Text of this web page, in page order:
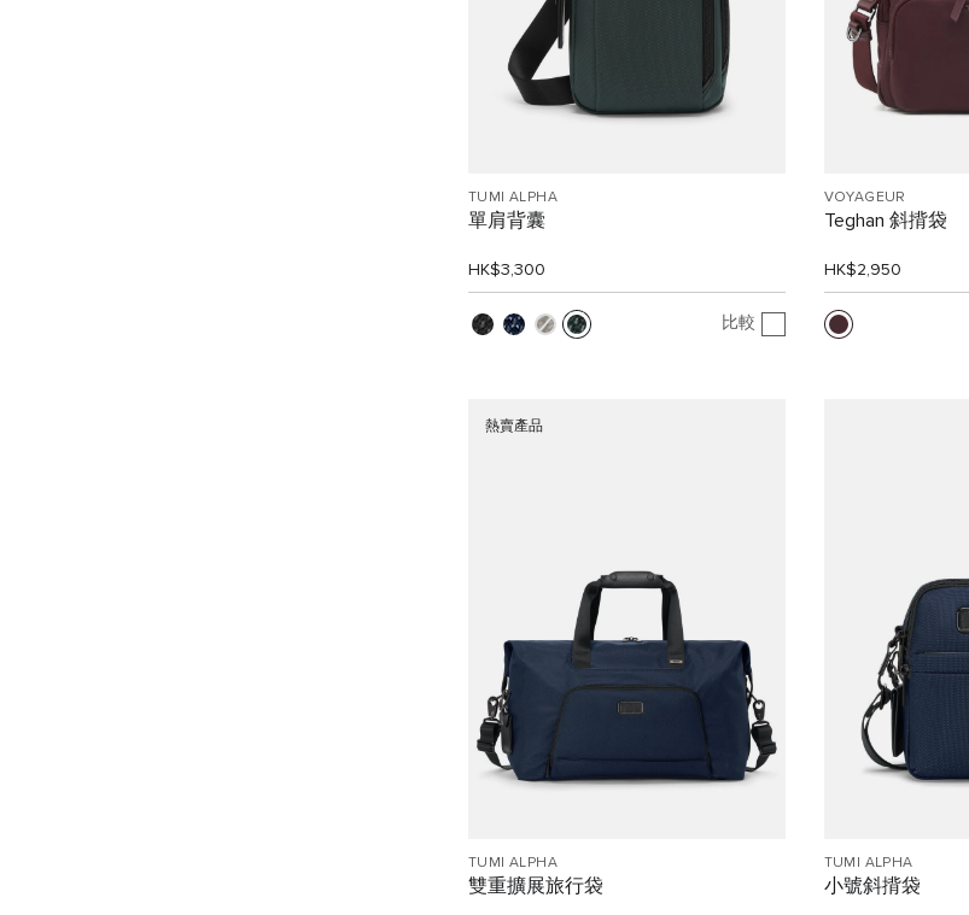
TUMI ALPHA
單肩背囊
HK$3,300
比較
VOYAGEUR
Teghan 斜揹袋
HK$2,950
熱賣產品
TUMI ALPHA
雙重擴展旅行袋
TUMI ALPHA
小號斜揹袋